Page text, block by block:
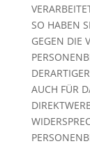
SO HABEN
GEGEN DIE
AUCH FÜR